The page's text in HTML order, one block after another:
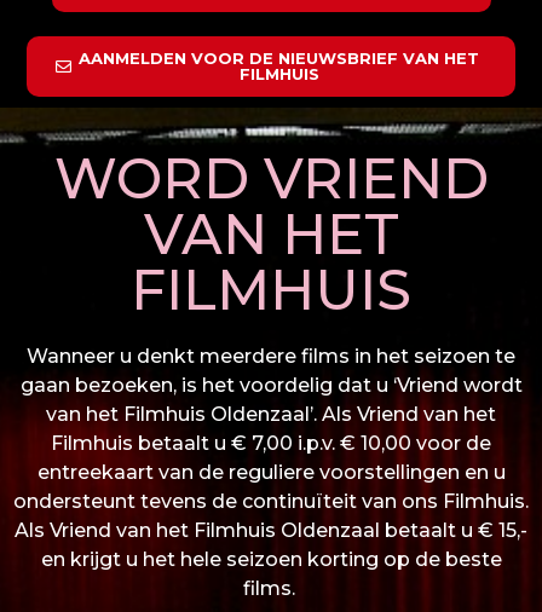
AANMELDEN VOOR DE NIEUWSBRIEF VAN HET
FILMHUIS
WORD VRIEND
VAN HET
FILMHUIS
Wanneer u denkt meerdere films in het seizoen te
gaan bezoeken, is het voordelig dat u ‘Vriend wordt
van het Filmhuis Oldenzaal’. Als Vriend van het
Filmhuis betaalt u € 7,00 i.p.v. € 10,00 voor de
entreekaart van de reguliere voorstellingen en u
ondersteunt tevens de continuïteit van ons Filmhuis.
Als Vriend van het Filmhuis Oldenzaal betaalt u € 15,-
en krijgt u het hele seizoen korting op de beste
films.